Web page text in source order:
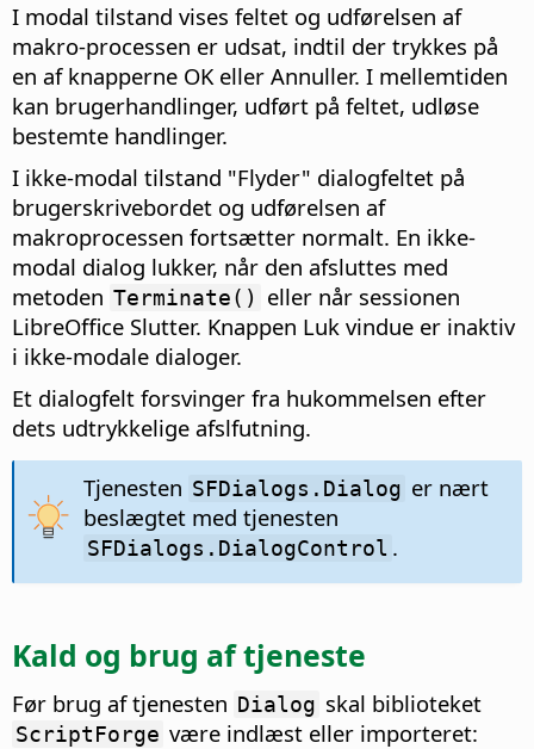
I modal tilstand vises feltet og udførelsen af
makro-processen er udsat, indtil der trykkes på
en af knapperne OK eller Annuller. I mellemtiden
kan brugerhandlinger, udført på feltet, udløse
bestemte handlinger.
I ikke-modal tilstand "Flyder" dialogfeltet på
brugerskrivebordet og udførelsen af
makroprocessen fortsætter normalt. En ikke-
modal dialog lukker, når den afsluttes med
metoden Terminate()
eller når sessionen
LibreOffice Slutter. Knappen Luk vindue er inaktiv
i ikke-modale dialoger.
Et dialogfelt forsvinger fra hukommelsen efter
dets udtrykkelige afslfutning.
Tjenesten SFDialogs.Dialog er nært
beslægtet med tjenesten
SFDialogs.DialogControl .
Kald og brug af tjeneste
Før brug af tjenesten Dialog skal biblioteket
ScriptForge være indlæst eller importeret: